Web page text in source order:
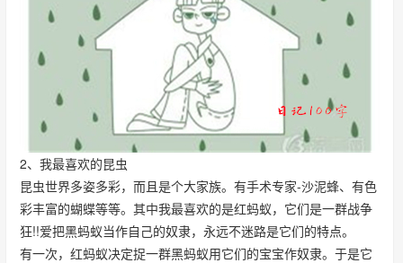
2、我最喜欢的昆虫
昆虫世界多姿多彩，而且是个大家族。有手术专家-沙泥蜂、有色
彩丰富的蝴蝶等等。其中我最喜欢的是红蚂蚁，它们是一群战争
狂!!爱把黑蚂蚁当作自己的奴隶，永远不迷路是它们的特点。
有一次，红蚂蚁决定捉一群黑蚂蚁用它们的宝宝作奴隶。于是它